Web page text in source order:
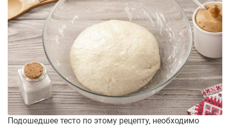
Подошедшее тесто по этому рецепту, необходимо